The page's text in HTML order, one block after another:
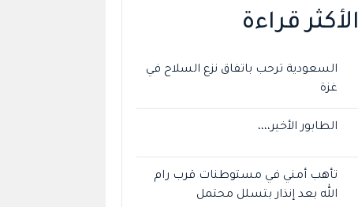
الأكثر قراءة
السعودية ترحب باتفاق نزع السلاح في
غزة
الطابور الأخير،،،،
تأهب أمني في مستوطنات قرب رام
الله بعد إنذار بتسلل محتمل